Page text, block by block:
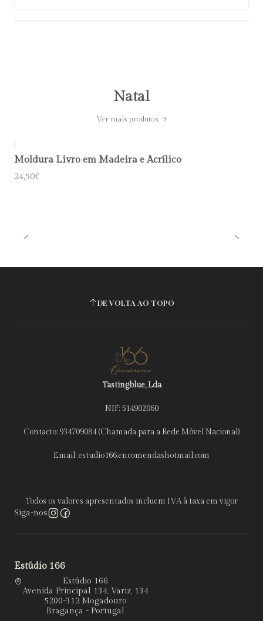
Natal
Ver mais produtos
Moldura Livro em Madeira e Acrílico
24,50€
DE VOLTA AO TOPO
Tastingblue, Lda
NIF: 514902060
Contacto: 934709084 (Chamada para a Rede Móvel Nacional)
Email: estudio166.encomendashotmail.com
Todos os valores apresentados incluem IVA à taxa em vigor
Siga-nos
Estúdio 166
Estúdio 166
Avenida Principal 134, Variz, 134
5200-312 Mogadouro
Bragança - Portugal